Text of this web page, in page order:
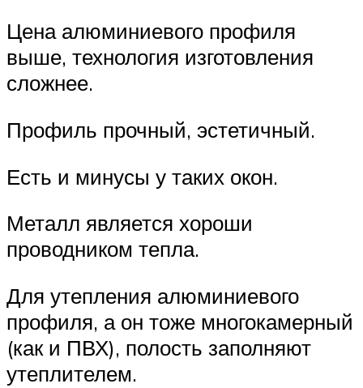
Цена алюминиевого профиля
выше, технология изготовления
сложнее.
Профиль прочный, эстетичный.
Есть и минусы у таких окон.
Металл является хороши
проводником тепла.
Для утепления алюминиевого
профиля, а он тоже многокамерный
(как и ПВХ), полость заполняют
утеплителем.